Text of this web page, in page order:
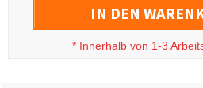
IN DEN
* Innerhalb von 1-3